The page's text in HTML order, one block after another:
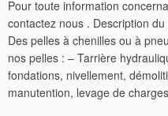
Pour toute information
contactez nous . Description
Des pelles à chenilles ou à
nos pelles : – Tarrière
fondations, nivellement,
manutention, levage de